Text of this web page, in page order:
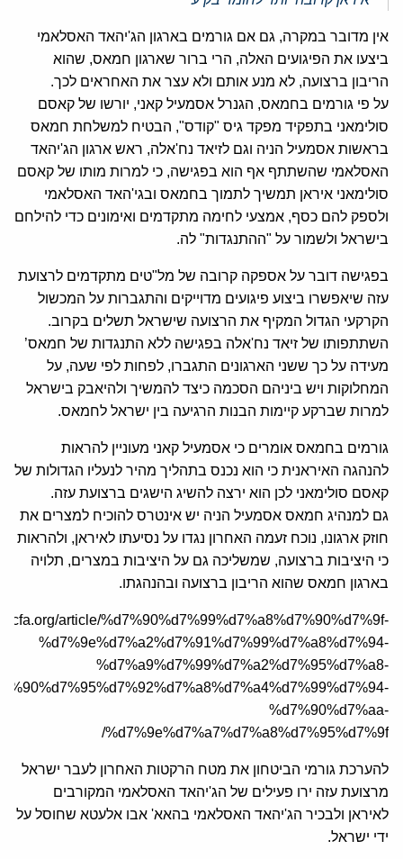
אין מדובר במקרה, גם אם גורמים בארגון הג'יהאד האסלאמי
ביצעו את הפיגועים האלה, הרי ברור שארגון חמאס, שהוא
הריבון ברצועה, לא מנע אותם ולא עצר את האחראים לכך.
על פי גורמים בחמאס, הגנרל אסמעיל קאני, יורשו של קאסם
סולימאני בתפקיד מפקד גיס "קודס", הבטיח למשלחת חמאס
בראשות אסמעיל הניה וגם לזיאד נח'אלה, ראש ארגון הג'יהאד
האסלאמי שהשתתף אף הוא בפגישה, כי למרות מותו של קאסם
סולימאני איראן תמשיך לתמוך בחמאס ובגי'האד האסלאמי
ולספק להם כסף, אמצעי לחימה מתקדמים ואימונים כדי להילחם
בישראל ולשמור על "ההתנגדות" לה.
בפגישה דובר על אספקה קרובה של מל"טים מתקדמים לרצועת
עזה שיאפשרו ביצוע פיגועים מדוייקים והתגברות על המכשול
הקרקעי הגדול המקיף את הרצועה שישראל תשלים בקרוב.
השתתפותו של זיאד נח'אלה בפגישה ללא התנגדות של חמאס’
מעידה על כך ששני הארגונים התגברו, לפחות לפי שעה, על
המחלוקות ויש ביניהם הסכמה כיצד להמשיך ולהיאבק בישראל
למרות שברקע קיימות הבנות הרגיעה בין ישראל לחמאס.
גורמים בחמאס אומרים כי אסמעיל קאני מעוניין להראות
להנהגה האיראנית כי הוא נכנס בתהליך מהיר לנעליו הגדולות של
קאסם סולימאני לכן הוא ירצה להשיג הישגים ברצועת עזה.
גם למנהיג חמאס אסמעיל הניה יש אינטרס להוכיח למצרים את
חוזק ארגונו, נוכח זעמה האחרון נגדו על נסיעתו לאיראן, ולהראות
כי היציבות ברצועה, שמשליכה גם על היציבות במצרים, תלויה
בארגון חמאס שהוא הריבון ברצועה ובהנהגתו.
article/%d7%90%d7%99%d7%a8%d7%90%d7%9f-
%d7%9e%d7%a2%d7%91%d7%99%d7%a8%d7%94-
%d7%a9%d7%99%d7%a2%d7%95%d7%a8-
%d7%90%d7%aa-
%d7%9e%d7%a7%d7%a8%d7%95%d7%9f/
להערכת גורמי הביטחון את מטח הרקטות האחרון לעבר ישראל
מרצועת עזה ירו פעילים של הג'יהאד האסלאמי המקורבים
לאיראן ולבכיר הג'יהאד האסלאמי בהאא' אבו אלעטא שחוסל על
ידי ישראל.